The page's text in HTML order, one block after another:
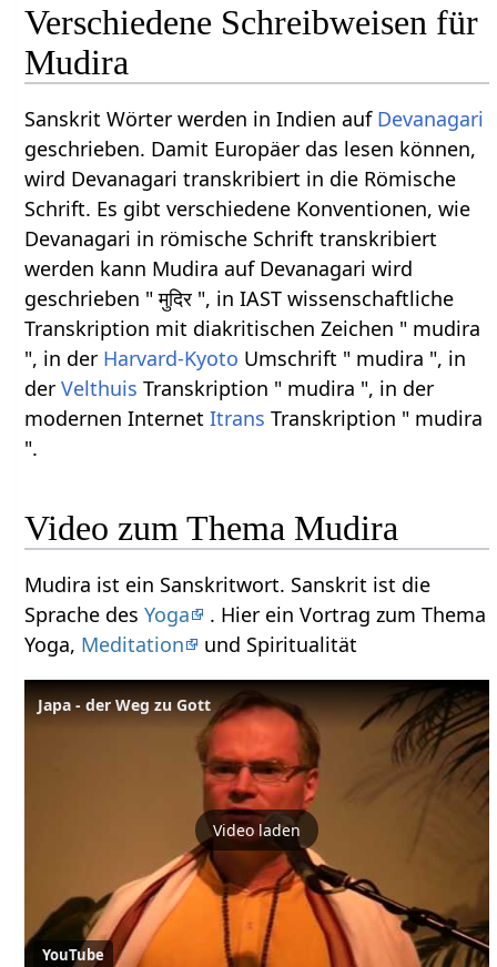
Verschiedene Schreibweisen für
Mudira
Sanskrit Wörter werden in Indien auf Devanagari
geschrieben. Damit Europäer das lesen können,
wird Devanagari transkribiert in die Römische
Schrift. Es gibt verschiedene Konventionen, wie
Devanagari in römische Schrift transkribiert
werden kann Mudira auf Devanagari wird
geschrieben " मुदिर ", in IAST wissenschaftliche
Transkription mit diakritischen Zeichen " mudira
", in der Harvard-Kyoto Umschrift " mudira ", in
derVelthuis Transkription " mudira ", in der
modernen InternetItrans Transkription " mudira
".
Video zum Thema Mudira
Mudira ist ein Sanskritwort. Sanskrit ist die
Sprache desYoga
. Hier ein Vortrag zum Thema
Yoga, Meditation und Spiritualität
Japa - der Weg zu Gott
Video laden
YouTube